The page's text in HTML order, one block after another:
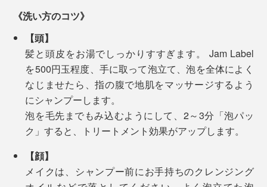
1本で、頭から足まで全身洗えて、特別な保湿ケアもい
らない…… Jam Label で、体も気持ちもずっとラクに。
仕事が忙しい人、小さいお子さんがいる人、髪が長くて
シャンプーが大変な人、乾燥肌でお風呂後のケアが大変
な人、大人からお子さんまで、男女問わず、ぜひ使って
環境への配慮も叶います。
自宅だけでなく、旅行や出張、ジムでも使いやすい1
本。「100mlボトル」は、まずは少量を試したい人、持
ち歩き用にオススメのタイプ。プレゼントにも、ぜひど
うぞ。
初めてJaｍLabelを使った日は、泡を流した後、肌に今
までにない「ぬめり」を感じて、「シャンプーが落とし
切れていないのかな」と、もう一度念入りにシャワーを
浴びてしまったのですが、実はこのぬめりこそ「うるお
い成分」だそう。
お風呂上がりにタオルで拭いて、しばらくすると、落ち
着いてきます。乾燥しやすい肘や膝もしっとり。ぜひ、
《洗い方のコツ》
【頭】
髪と頭皮をお湯でしっかりすすぎます。 Jam Label
を500円玉程度、手に取って泡立て、泡を全体によく
なじませたら、指の腹で地肌をマッサージするよう
にシャンプーします。
泡を毛先までもみ込むようにして、2～3分「泡パッ
ク」すると、トリートメント効果がアップします。
【顔】
メイクは、シャンプー前にお手持ちのクレンジング